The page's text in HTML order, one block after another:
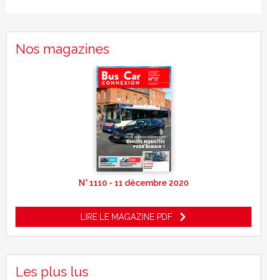
Nos magazines
N° 1110 - 11 décembre 2020
LIRE LE MAGAZINE PDF
Les plus lus